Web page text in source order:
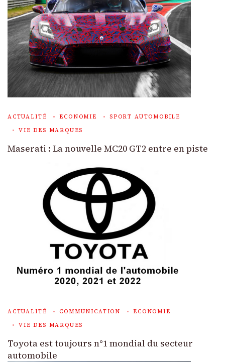
ACTUALITÉ ECONOMIE
SPORT AUTOMOBILE
VIE DES MARQUES
Maserati : La nouvelle MC20 GT2 entre en piste
ACTUALITÉ COMMUNICATION
ECONOMIE
VIE DES MARQUES
Toyota est toujours n°1 mondial du secteur
automobile